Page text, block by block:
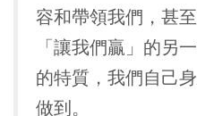
容和帶領我們，甚
「讓我們贏」的另
的特質，我們自己
做到。